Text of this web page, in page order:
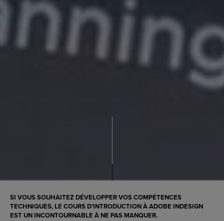
SI VOUS SOUHAITEZ DÉVELOPPER VOS COMPÉTENCES
TECHNIQUES, LE COURS D’INTRODUCTION À ADOBE INDESIGN
EST UN INCONTOURNABLE À NE PAS MANQUER.